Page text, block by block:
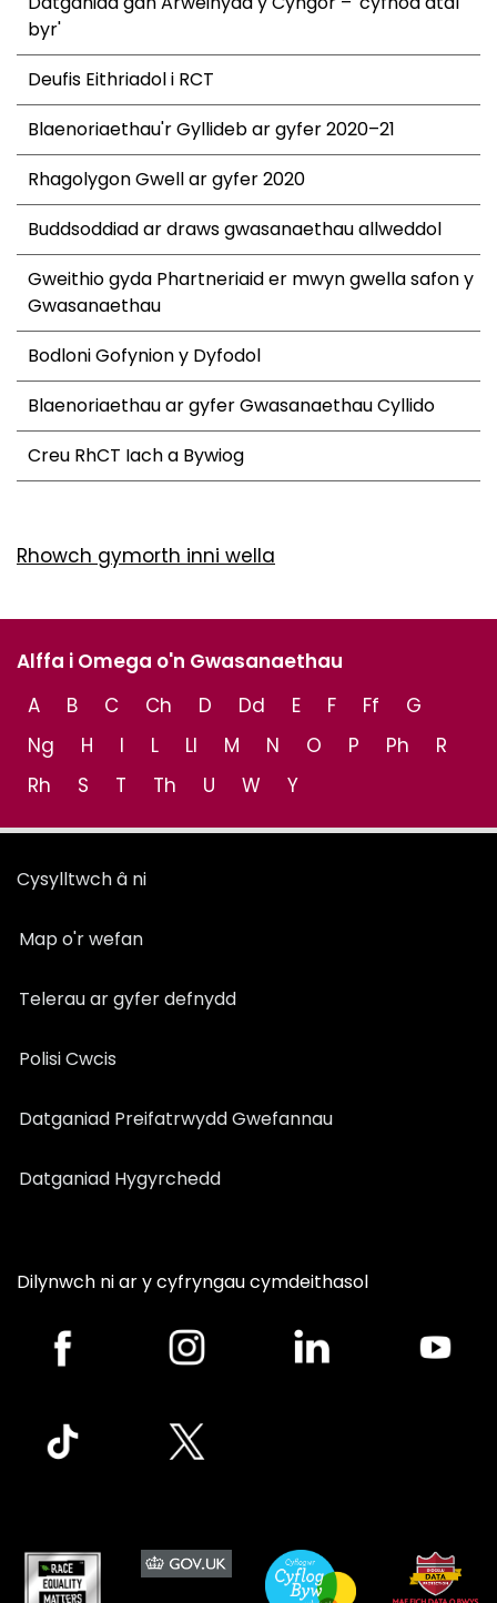
byr'
Deufis Eithriadol i RCT
Blaenoriaethau'r Gyllideb ar gyfer 2020–21
Rhagolygon Gwell ar gyfer 2020
Buddsoddiad ar draws gwasanaethau allweddol
Gweithio gyda Phartneriaid er mwyn gwella safon y
Gwasanaethau
Bodloni Gofynion y Dyfodol
Blaenoriaethau ar gyfer Gwasanaethau Cyllido
Creu RhCT Iach a Bywiog
Rhowch gymorth inni wella
Alffa i Omega o'n Gwasanaethau
A
B C Ch D Dd E F Ff
G
Ng
H I L Ll M N O P Ph
R
Rh
S T Th U W Y
Cysylltwch â ni
Map o'r wefan
Telerau ar gyfer defnydd
Polisi Cwcis
Datganiad Preifatrwydd Gwefannau
Datganiad Hygyrchedd
Dilynwch ni ar y cyfryngau cymdeithasol